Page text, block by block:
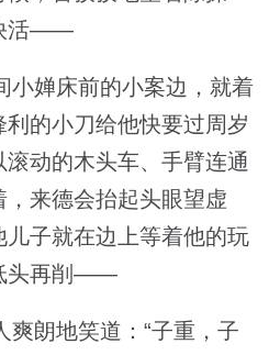
活——
婵床前的小案边，就着
的小刀给他快要过周岁
动的木头车、手臂连通
来德会抬起头眼望虚
子就在边上等着他的玩
头再削——
朗地笑道：“子重，子